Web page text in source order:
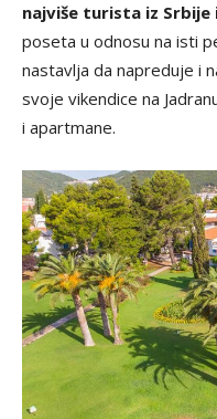
najviše turista iz Srbije
poseta u odnosu na isti
nastavlja da napreduje i
svoje vikendice na
i apartmane.